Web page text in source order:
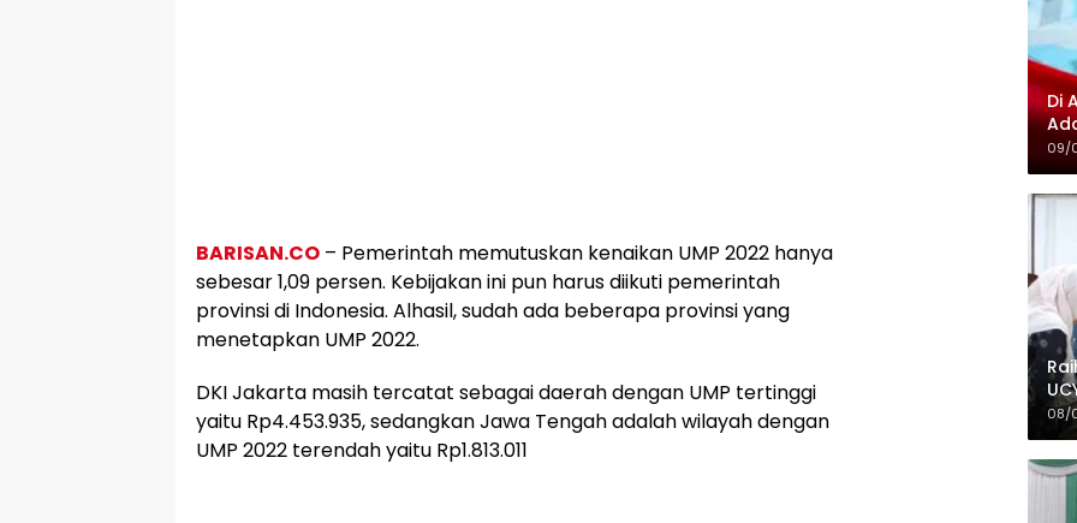
BARISAN.CO – Pemerintah memutuskan kenaikan UMP 2022 hanya
sebesar 1,09 persen. Kebijakan ini pun harus diikuti pemerintah
provinsi di Indonesia. Alhasil, sudah ada beberapa provinsi yang
menetapkan UMP 2022.
DKI Jakarta masih tercatat sebagai daerah dengan UMP tertinggi
yaitu Rp4.453.935, sedangkan Jawa Tengah adalah wilayah dengan
UMP 2022 terendah yaitu Rp1.813.011
Di
09/
08/